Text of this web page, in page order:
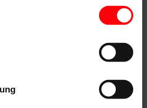
(valeur a)